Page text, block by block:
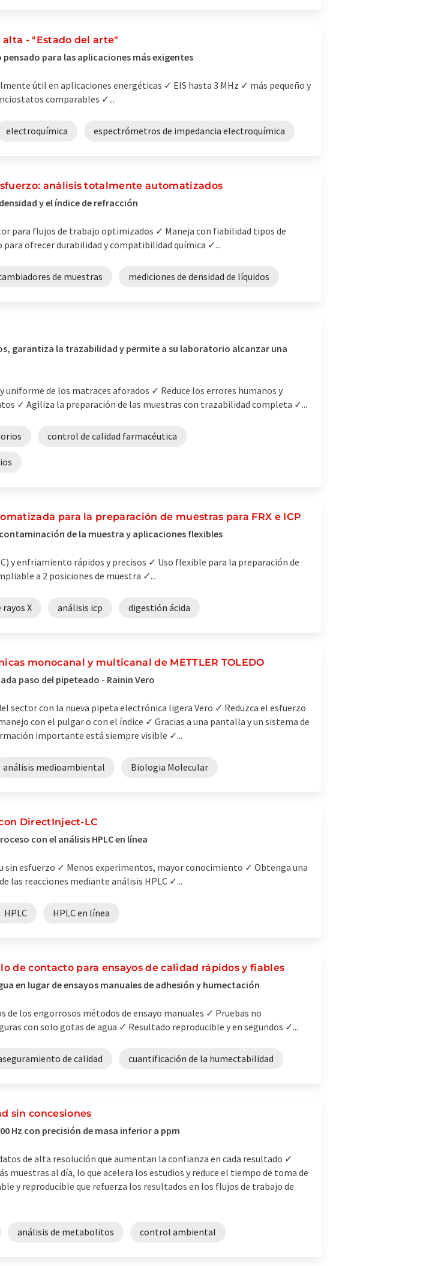
- "Estado del arte"
para las aplicaciones más exigentes
útil en aplicaciones energéticas ✓ EIS hasta 3 MHz ✓ más pequeño y
comparables ✓...
electroquímica espectrómetros de impedancia electroquímica
análisis totalmente automatizados
y el índice de refracción
para flujos de trabajo optimizados ✓ Maneja con fiabilidad tipos de
ofrecer durabilidad y compatibilidad química ✓...
de muestras mediciones de densidad de líquidos
garantiza la trazabilidad y permite a su laboratorio alcanzar una
uniforme de los matraces aforados ✓ Reduce los errores humanos y
✓ Agiliza la preparación de las muestras con trazabilidad completa ✓...
control de calidad farmacéutica
para la preparación de muestras para FRX e ICP
de la muestra y aplicaciones flexibles
y enfriamiento rápidos y precisos ✓ Uso flexible para la preparación de
a 2 posiciones de muestra ✓...
X análisis icp digestión ácida
monocanal y multicanal de METTLER TOLEDO
paso del pipeteado - Rainin Vero
sector con la nueva pipeta electrónica ligera Vero ✓ Reduzca el esfuerzo
con el pulgar o con el índice ✓ Gracias a una pantalla y un sistema de
importante está siempre visible ✓...
análisis medioambiental Biologia Molecular
DirectInject-LC
con el análisis HPLC en línea
sin esfuerzo ✓ Menos experimentos, mayor conocimiento ✓ Obtenga una
las reacciones mediante análisis HPLC ✓...
HPLC HPLC en línea
de contacto para ensayos de calidad rápidos y fiables
en lugar de ensayos manuales de adhesión y humectación
de los engorrosos métodos de ensayo manuales ✓ Pruebas no
con solo gotas de agua ✓ Resultado reproducible y en segundos ✓...
de calidad cuantificación de la humectabilidad
sin concesiones
Hz con precisión de masa inferior a ppm
de alta resolución que aumentan la confianza en cada resultado ✓
muestras al día, lo que acelera los estudios y reduce el tiempo de toma de
y reproducible que refuerza los resultados en los flujos de trabajo de
análisis de metabolitos control ambiental